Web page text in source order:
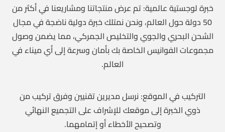
خبرة لوجستية عالمية: تم عرض منتجاتنا ومشاريعنا في أكثر من
50 دولة حول العالم، ونحن نمتلك خبرة دولية ناضجة في مجال
الشحن البحري والجوي والتخليص الجمركي، مما يضمن وصول
مجموعات الفوانيس الخاصة بك بأمان وسرعة إلى أي ميناء في
العالم.
التركيب في الموقع: نرسل مديرين تقنيين وفرق تركيب من
ذوي الخبرة إلى موقعك للإشراف على التجميع النهائي
وتصحيح الأخطاء أو إتمامهما.